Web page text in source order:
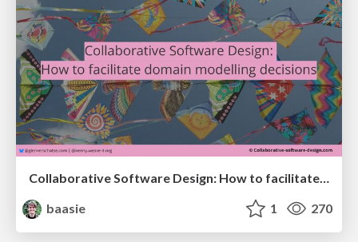
Collaborative Software Design: How to facilitate domain modelling decisions
baasie
1 270